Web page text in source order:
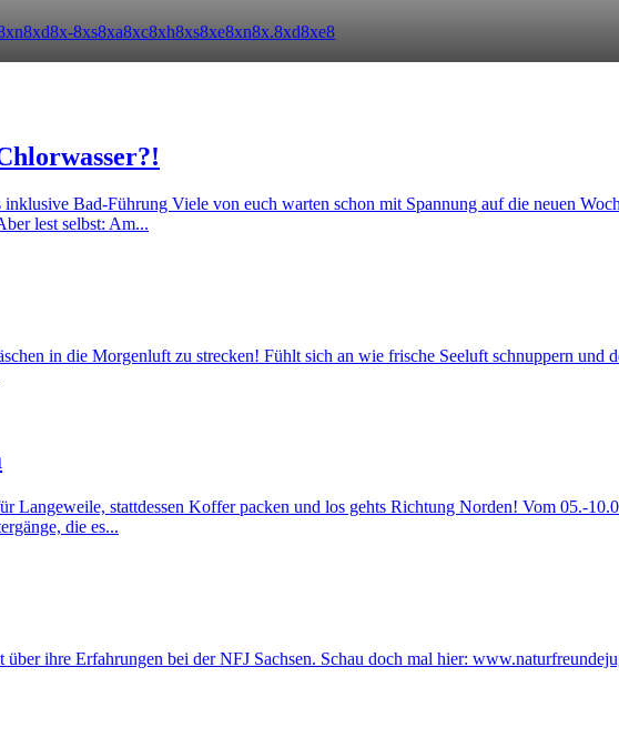
xn8xd8x-8xs8xa8xc8xh8xs8xe8xn8x.8xd8xe8
Bad-Führung Viele von euch warten schon mit Spannung auf die neuen
lest selbst: Am...
in die Morgenluft zu strecken! Fühlt sich an wie frische Seeluft schnuppern und
Langeweile, stattdessen Koffer packen und los gehts Richtung Norden! Vom 05.-
die es...
ihre Erfahrungen bei der NFJ Sachsen. Schau doch mal hier: